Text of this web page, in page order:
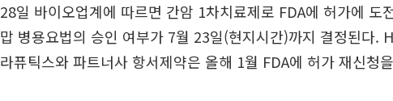
28일 바이오업계에 따르면 간암 1차치료제로 FDA에 허가에 도
맙 병용요법의 승인 여부가 7월 23일(현지시간)까지 결정된다.
라퓨틱스와 파트너사 항서제약은 올해 1월 FDA에 허가 재신청